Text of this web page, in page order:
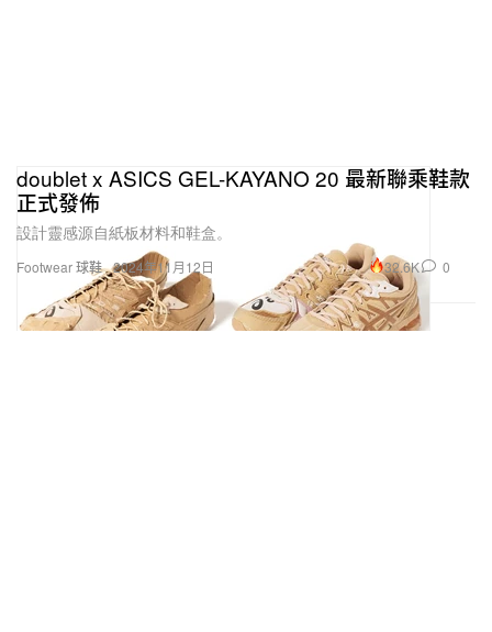
Footwear 球鞋
doublet x ASICS GEL-KAYANO 20 最新聯乘鞋款
正式發佈
設計靈感源自紙板材料和鞋盒。
2024年11月12日 32.6K 0